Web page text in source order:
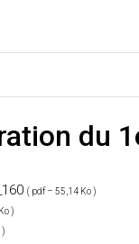
du
( pdf – 55,14 Ko )
)
)